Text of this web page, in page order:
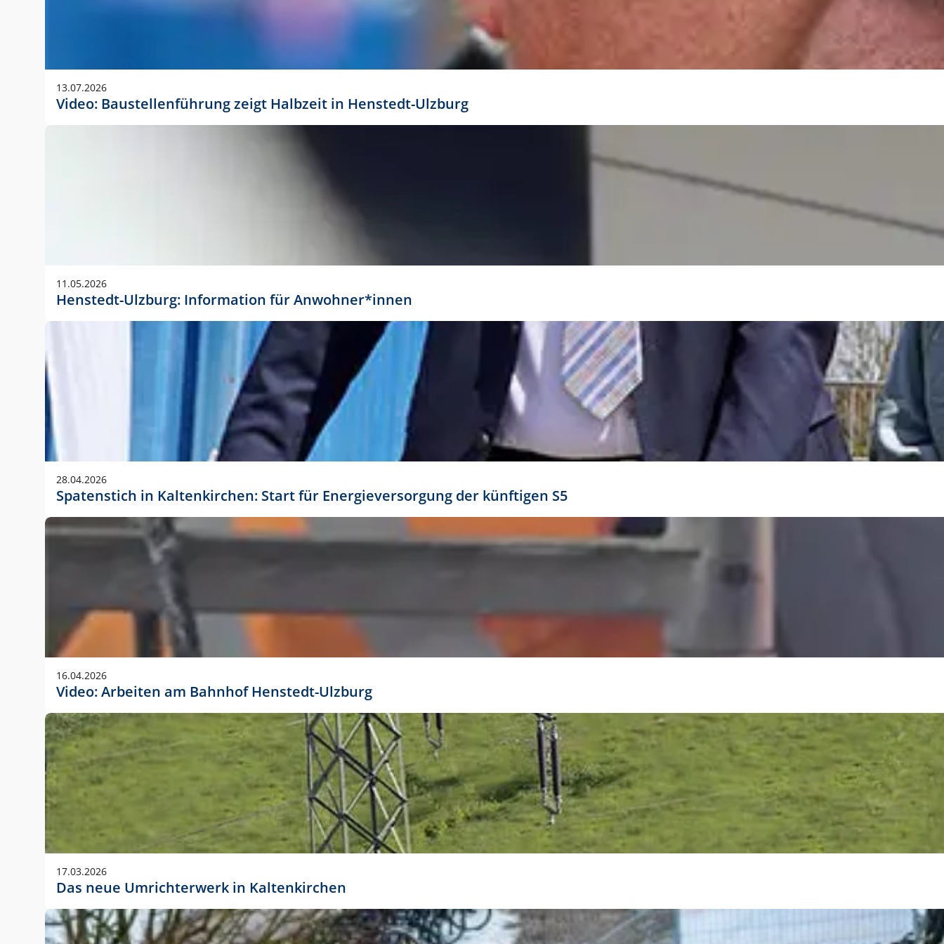
Anwendungsgröße im Layout:
Die Logohöhe beträgt 4 – 10 % der jeweiligen Formathöhe. Daraus ergeben sich für gängige Formate
folgende fest definierte Anwendungsgrößen im Layout:
DIN A3 – 15 mm hoch (5 %)
DIN A1 – 39 mm hoch (5 %)
DIN lang – 10 mm hoch (5 %)
1080 x 1080 px – 78 px hoch (7 %)
In Ausnahmefällen darf das Logo jedoch auch größer oder kleiner gesetzt werden. Dazu bedarf es jedoch
stets der vorherigen Absprache mit der Marketingabteilung.
13.07.2026
Video: Baustellenführung zeigt Halbzeit in Henstedt-Ulzburg
11.05.2026
Henstedt-Ulzburg: Information für Anwohner*innen
28.04.2026
Spatenstich in Kaltenkirchen: Start für Energieversorgung der künftigen S5
16.04.2026
Video: Arbeiten am Bahnhof Henstedt-Ulzburg
17.03.2026
Das neue Umrichterwerk in Kaltenkirchen